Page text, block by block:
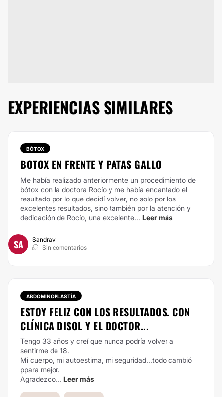
EXPERIENCIAS SIMILARES
BÓTOX
BOTOX EN FRENTE Y PATAS GALLO
Me había realizado anteriormente un procedimiento de
bótox con la doctora Rocío y me había encantado el
resultado por lo que decidí volver, no solo por los
excelentes resultados, sino también por la atención y
dedicación de Rocío, una excelente... Leer más
SA
Sandrav
Sin comentarios
ABDOMINOPLASTÍA
ESTOY FELIZ CON LOS RESULTADOS. CON
CLÍNICA DISOL Y EL DOCTOR...
Tengo 33 años y creí que nunca podría volver a
sentirme de 18.
Mi cuerpo, mi autoestima, mi seguridad...todo cambió
ppara mejor.
Agradezco... Leer más